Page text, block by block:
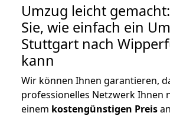
Umzug leicht
Sie, wie einfach ein
Stuttgart nach
kann
Wir können Ihnen garantieren,
professionelles Netzwerk Ihnen
einem kostengünstigen Preis